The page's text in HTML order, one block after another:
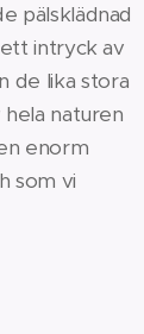
pälsklädnad
intryck av
de lika stora
hela naturen
enorm
som vi